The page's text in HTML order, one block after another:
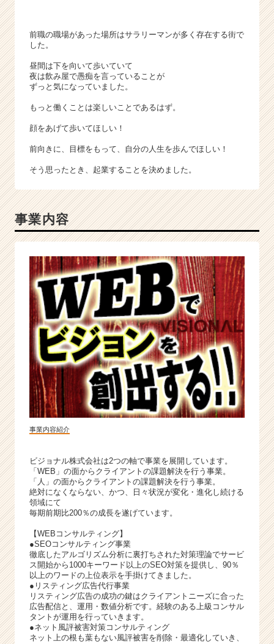
ャ
成
長
企
業
ら
カ
ウ
就
活
サ
イ
ト
チ
ア
キ
ャ
リ
ア
（C
h
e
e
r
e
e
前職の職場があった場所はサラリーマンが多く存在する街で
した。
昼間は下を向いて歩いていて
夜は飲み屋で愚痴を言っていることが
ずっと気になっていました。
もっと働くことは楽しいことであるはず。
顔をあげて歩いてほしい！
前向きに、目標をもって、自分の人生を歩んでほしい！
そう思ったとき、起業することを決めました。
事業内容
事業内容紹介
ビジョナル株式会社は2つの軸で事業を展開しています。
「WEB」の面からクライアントの課題解決を行う事業。
「人」の面からクライアントの課題解決を行う事業。
絶対になくならない、かつ、日々状況が変化・進化し続ける
領域にて
毎期前期比200％の成長を遂げています。
【WEBコンサルティング】
●SEOコンサルティング事業
徹底したアルゴリズム分析に裏打ちされた対策理論でサービ
ス開始から1000キーワード以上のSEO対策を提供し、90％
以上のワードの上位表示を手掛けてきました。
●リスティング広告代行事業
リスティング広告の成功の鍵はクライアントニーズに合った
広告配信と、運用・数値分析です。経験のある上級コンサル
タントが運用を行っていきます。
●ネット風評被害対策コンサルティング
ネット上の根も葉もない風評被害を削除・最適化していき、